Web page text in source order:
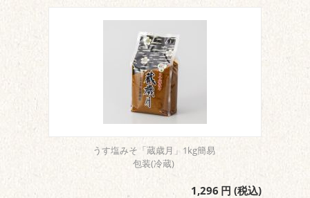
うす塩みそ「蔵歳月」1kg簡易
包装(冷蔵)
1,296 円 (税込)